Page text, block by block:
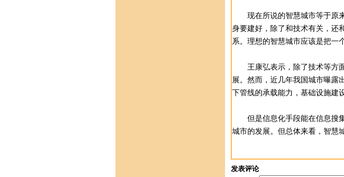
现在所说的智慧城市等于原来
身要建好，除了和技术有关，还
系。理想的智慧城市应该是把一
王康弘表示，除了技术等方面
展。然而，近几年我国城市曝露
下管线的承载能力，基础设施建
但是信息化手段能在信息搜集
城市的发展。但总体来看，智慧
发表评论